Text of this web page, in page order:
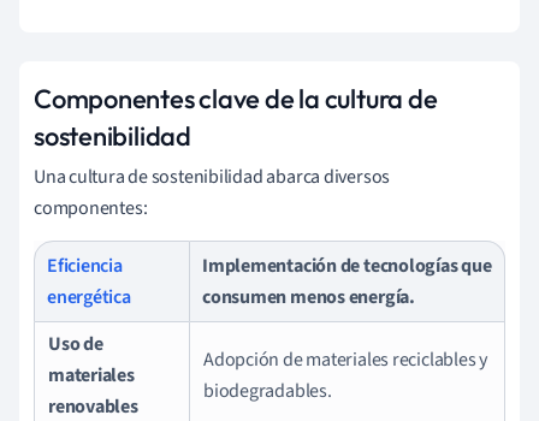
Componentes clave de la cultura de
sostenibilidad
Una cultura de sostenibilidad abarca diversos
componentes:
Eficiencia
energética
Implementación de tecnologías que
consumen menos energía.
Uso de
materiales
renovables
Adopción de materiales reciclables y
biodegradables.